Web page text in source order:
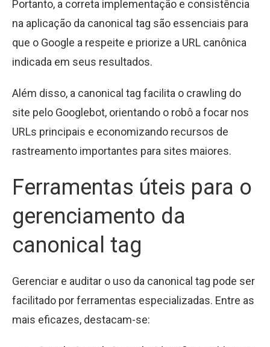
Portanto, a correta implementação e consistência
na aplicação da canonical tag são essenciais para
que o Google a respeite e priorize a URL canônica
indicada em seus resultados.
Além disso, a canonical tag facilita o crawling do
site pelo Googlebot, orientando o robô a focar nos
URLs principais e economizando recursos de
rastreamento importantes para sites maiores.
Ferramentas úteis para o
gerenciamento da
canonical tag
Gerenciar e auditar o uso da canonical tag pode ser
facilitado por ferramentas especializadas. Entre as
mais eficazes, destacam-se: